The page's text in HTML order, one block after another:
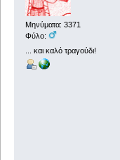
Μηνύματα: 3371
Φύλο:
... και καλό τραγούδι!